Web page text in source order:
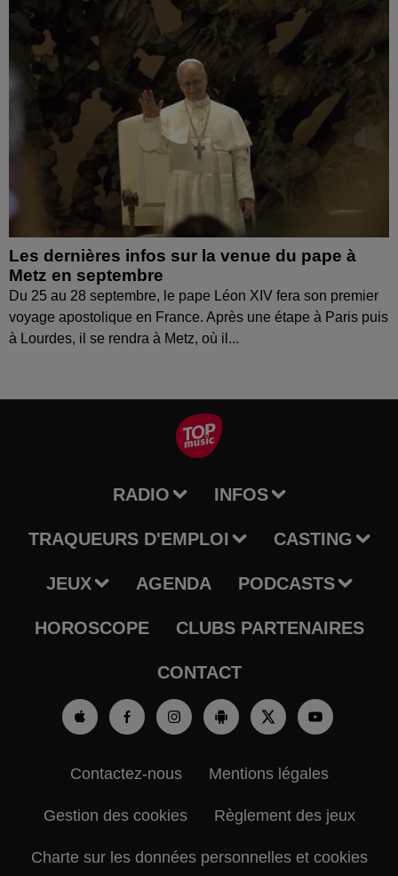
Les dernières infos sur la venue du pape à
Metz en septembre
Du 25 au 28 septembre, le pape Léon XIV fera son premier
voyage apostolique en France. Après une étape à Paris puis
à Lourdes, il se rendra à Metz, où il...
RADIO INFOS
TRAQUEURS D'EMPLOI CASTING
JEUX AGENDA PODCASTS
HOROSCOPE CLUBS PARTENAIRES
CONTACT
Contactez-nous Mentions légales
Gestion des cookies Règlement des jeux
Charte sur les données personnelles et cookies